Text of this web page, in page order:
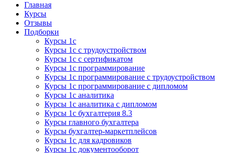
Главная
Курсы
Отзывы
Подборки
Курсы 1с
Курсы 1с с трудоустройством
Курсы 1с с сертификатом
Курсы 1с программирование
Курсы 1с программирование с трудоустройством
Курсы 1с программирование с дипломом
Курсы 1с аналитика
Курсы 1с аналитика с дипломом
Курсы 1с бухгалтерия 8.3
Курсы главного бухгалтера
Курсы бухгалтер-маркетплейсов
Курсы 1с для кадровиков
Курсы 1с документооборот